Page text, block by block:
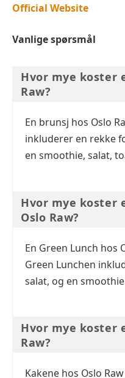
Official Website
Vanlige spørsmål
Hvor mye koster
Raw?
En brunsj hos Oslo
inkluderer en rekke
en smoothie, salat,
Hvor mye koster
Oslo Raw?
En Green Lunch hos
Green Lunchen
salat, og en
Hvor mye koster
Raw?
Kakene hos Oslo